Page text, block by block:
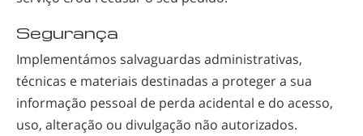
Segurança
Implementámos salvaguardas administrativas,
técnicas e materiais destinadas a proteger a sua
informação pessoal de perda acidental e do acesso,
uso, alteração ou divulgação não autorizados.